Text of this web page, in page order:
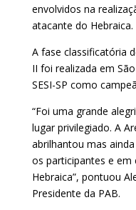
envolvidos na
atacante do Hebraica.
A fase classificatória
II foi realizada em
SESI-SP como
“Foi uma grande
lugar privilegiado. A
abrilhantou mas
os participantes e em
Hebraica”, pontuou
Presidente da PAB.